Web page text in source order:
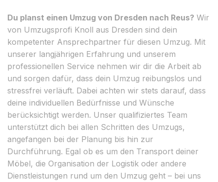
Du planst einen Umzug von Dresden nach Reus? Wir
von Umzugsprofi Knoll aus Dresden sind dein
kompetenter Ansprechpartner für diesen Umzug. Mit
unserer langjährigen Erfahrung und unserem
professionellen Service nehmen wir dir die Arbeit ab
und sorgen dafür, dass dein Umzug reibungslos und
stressfrei verläuft. Dabei achten wir stets darauf, dass
deine individuellen Bedürfnisse und Wünsche
berücksichtigt werden. Unser qualifiziertes Team
unterstützt dich bei allen Schritten des Umzugs,
angefangen bei der Planung bis hin zur
Durchführung. Egal ob es um den Transport deiner
Möbel, die Organisation der Logistik oder andere
Dienstleistungen rund um den Umzug geht – bei uns